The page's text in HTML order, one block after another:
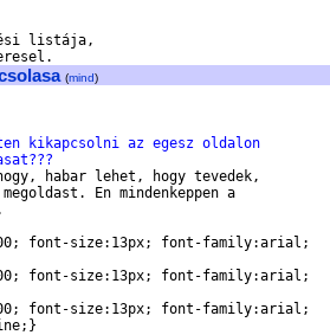
listája,
(mind)
kikapcsolni az egesz oldalon
habar lehet, hogy tevedek,
En mindenkeppen a
font-size:13px; font-family:arial;
font-size:13px; font-family:arial;
font-size:13px; font-family:arial;